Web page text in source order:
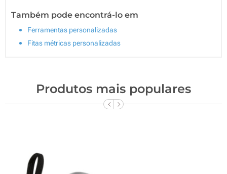
Também pode encontrá-lo em
Ferramentas personalizadas
Fitas métricas personalizadas
Produtos mais populares